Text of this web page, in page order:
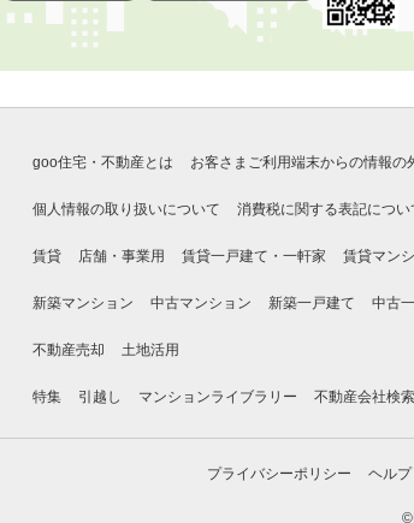
goo住宅・不動産とは お客さまご利用端末からの情報の
個人情報の取り扱いについて 消費税に関する表記につい
賃貸 店舗・事業用 賃貸一戸建て・一軒家 賃貸マン
新築マンション 中古マンション 新築一戸建て 中古
不動産売却 土地活用
特集 引越し マンションライブラリー 不動産会社検索
プライバシーポリシー ヘルプ